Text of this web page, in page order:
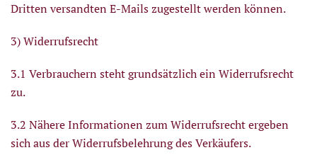
Dritten versandten E-Mails zugestellt werden können.
3) Widerrufsrecht
3.1 Verbrauchern steht grundsätzlich ein Widerrufsrecht
zu.
3.2 Nähere Informationen zum Widerrufsrecht ergeben
sich aus der Widerrufsbelehrung des Verkäufers.